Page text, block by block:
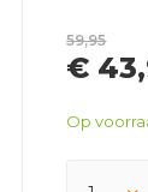
59,95
€
Op